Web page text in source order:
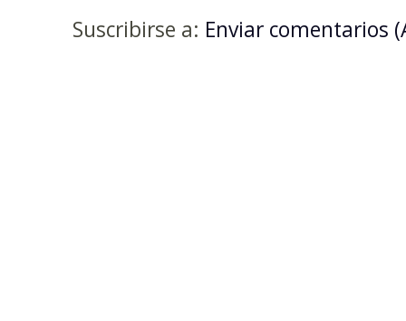
Suscribirse a: Enviar comentarios